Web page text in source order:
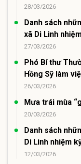
28/03/2026
Danh sách
xã Di Linh
27/03/2026
Phó Bí thư
Hồng Sỹ làm
26/03/2026
Mưa trái mùa
20/03/2026
Danh sách
Di Linh nhiệm
12/03/2026